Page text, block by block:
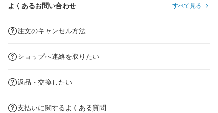
よくあるお問い合わせ すべて見る
注文のキャンセル方法
ショップへ連絡を取りたい
返品・交換したい
支払いに関するよくある質問